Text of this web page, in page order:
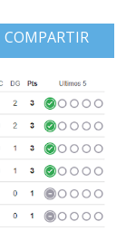
COMPARTIR